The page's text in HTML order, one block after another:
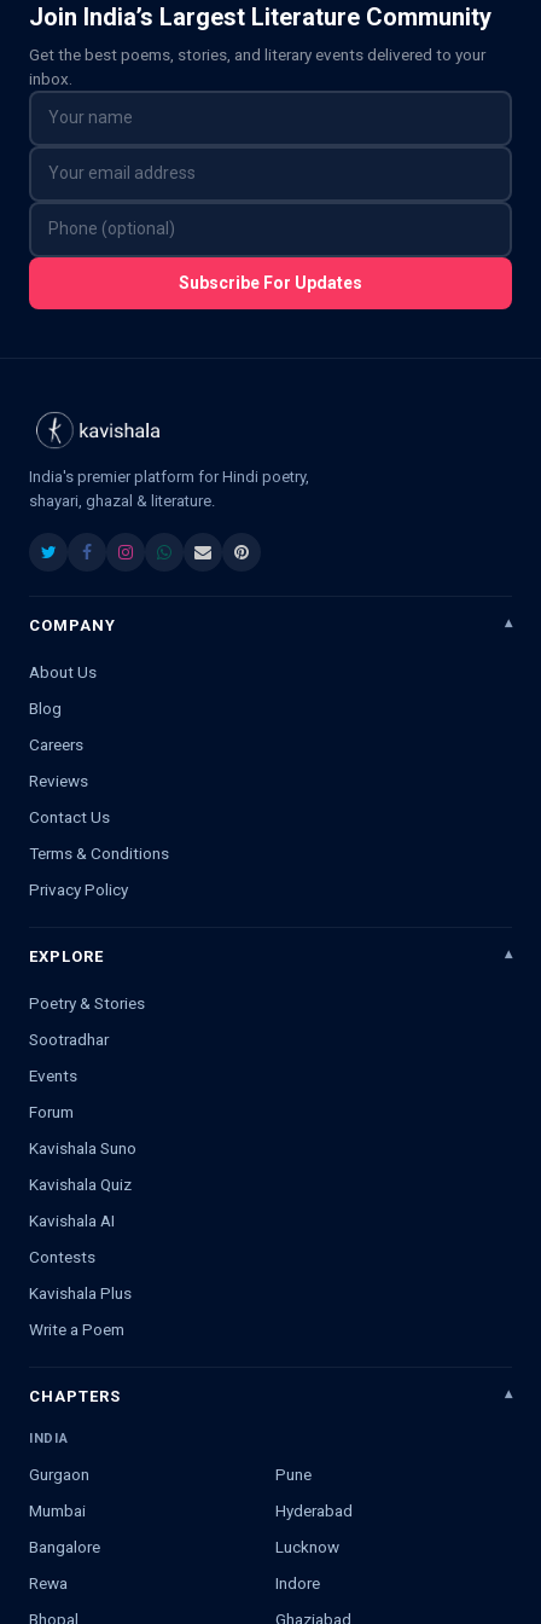
Join India’s Largest Literature Community
Get the best poems, stories, and literary events delivered to your
inbox.
Subscribe For Updates
India's premier platform for Hindi poetry,
shayari, ghazal & literature.
COMPANY
About Us
Blog
Careers
Reviews
Contact Us
Terms & Conditions
Privacy Policy
EXPLORE
Poetry & Stories
Sootradhar
Events
Forum
Kavishala Suno
Kavishala Quiz
Kavishala AI
Contests
Kavishala Plus
Write a Poem
CHAPTERS
INDIA
Gurgaon
Pune
Mumbai
Hyderabad
Bangalore
Lucknow
Rewa
Indore
Bhopal
Ghaziabad